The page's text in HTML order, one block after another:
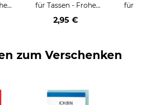
für Tassen - Frohe
Weihnachten - HO
HO HO - schwarz
2,95 €
für
zum Verschenken